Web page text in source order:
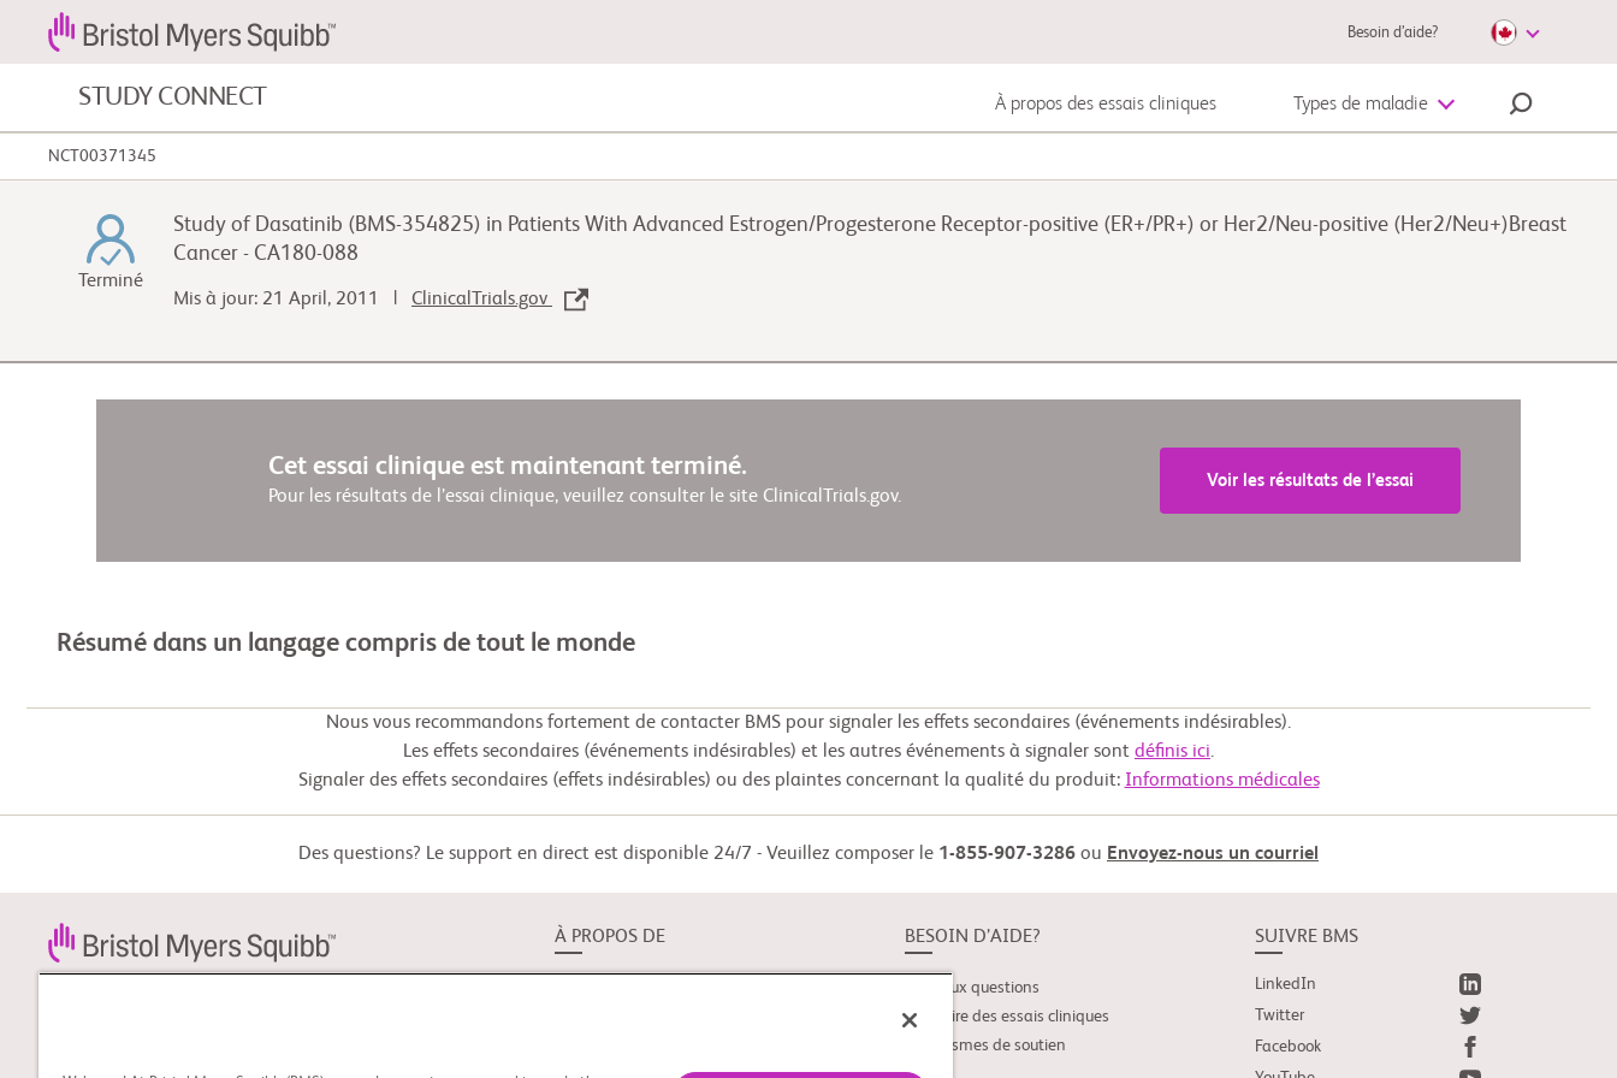
Besoin d’aide?
STUDY CONNECT À propos des essais cliniques Types de maladie
Maladies cardiovasculaires
NCT00371345
Terminé
Study of Dasatinib (BMS-354825) in Patients With Advanced Estrogen/Progesterone Receptor-positive (ER+/PR+) or Her2/Neu-positive (Her2/Neu+)Breast
Cancer - CA180-088
Mis à jour: 21 April, 2011 | ClinicalTrials.gov
Cet essai clinique est maintenant terminé.
Pour les résultats de l’essai clinique, veuillez consulter le site ClinicalTrials.gov.
Voir les résultats de l’essai
Résumé dans un langage compris de tout le monde
Nous vous recommandons fortement de contacter BMS pour signaler les effets secondaires (événements indésirables).
Les effets secondaires (événements indésirables) et les autres événements à signaler sont définis ici.
Signaler des effets secondaires (effets indésirables) ou des plaintes concernant la qualité du produit: Informations médicales
Des questions? Le support en direct est disponible 24/7 - Veuillez composer le 1-855-907-3286 ou Envoyez-nous un courriel
propos des essais cliniques
À PROPOS DE BESOIN D’AIDE?
Foire aux questions
Glossaire des essais cliniques
Organismes de soutien
SUIVRE BMS
LinkedIn
Twitter
Facebook